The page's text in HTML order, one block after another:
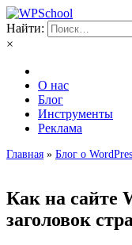
Найти:
×
О нас
Блог
Инструменты
Реклама
Главная » Блог о
Как на сайте
заголовок